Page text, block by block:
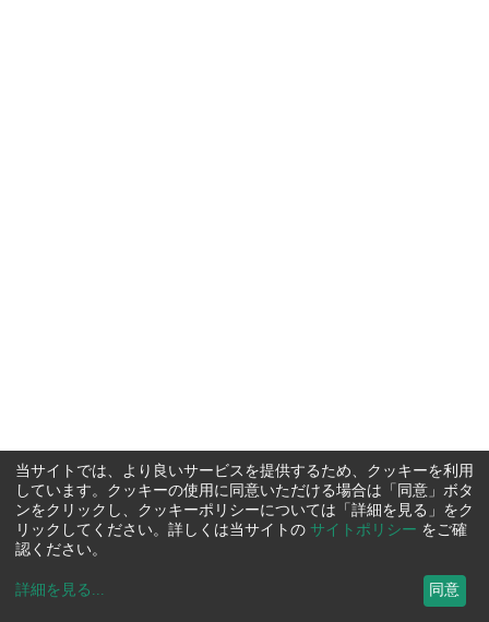
当サイトでは、より良いサービスを提供するため、クッキーを利用
しています。クッキーの使用に同意いただける場合は「同意」ボタ
ンをクリックし、クッキーポリシーについては「詳細を見る」をク
リックしてください。詳しくは当サイトの サイトポリシー をご確
認ください。
詳細を見る ... 同意